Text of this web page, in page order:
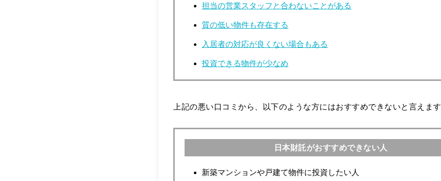
担当の営業スタッフと合わないことがある
質の低い物件も存在する
入居者の対応が良くない場合もある
投資できる物件が少なめ
上記の悪い口コミから、以下のような方にはおすすめできないと言えま
日本財託がおすすめできない人
新築マンションや戸建て物件に投資したい人